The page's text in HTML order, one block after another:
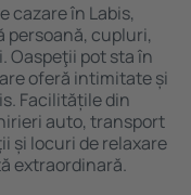
cazare în Labis,
cupluri,
Oaspeţii pot sta în
oferă intimitate și
Facilitățile din
auto, transport
și locuri de relaxare
extraordinară.